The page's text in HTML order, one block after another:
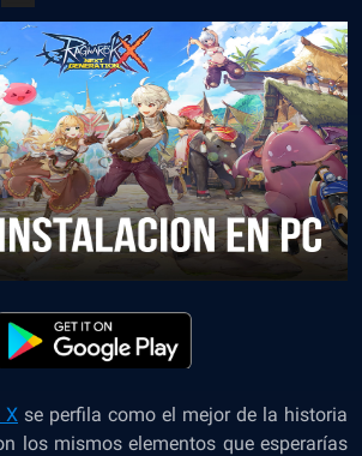
X se perfila como el mejor de la historia
los mismos elementos que esperarías